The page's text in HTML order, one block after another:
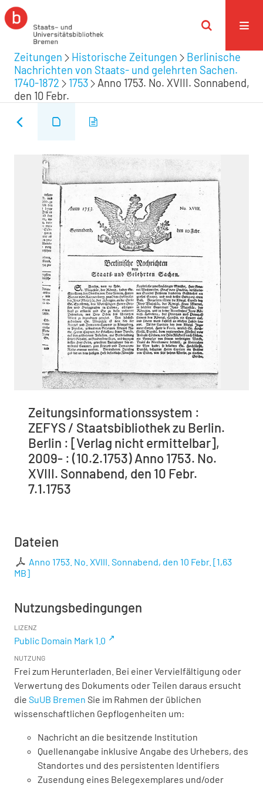
Zeitungen Historische Zeitungen
Berlinische
Nachrichten von Staats- und gelehrten Sachen.
1740-1872
1753
Anno 1753. No. XVIII. Sonnabend,
den 10 Febr.
Zeitungsinformationssystem :
ZEFYS / Staatsbibliothek zu Berlin.
Berlin : [Verlag nicht ermittelbar],
2009- : (10.2.1753) Anno 1753. No.
XVIII. Sonnabend, den 10 Febr.
7.1.1753
Dateien
Anno 1753. No. XVIII. Sonnabend, den 10 Febr. [1,63
MB]
Nutzungsbedingungen
LIZENZ
Public Domain Mark 1.0
NUTZUNG
Frei zum Herunterladen. Bei einer Vervielfältigung oder
Verwertung des Dokuments oder Teilen daraus ersucht
die SuUB Bremen Sie im Rahmen der üblichen
wissenschaftlichen Gepflogenheiten um:
Nachricht an die besitzende Institution
Quellenangabe inklusive Angabe des Urhebers, des
Standortes und des persistenten Identifiers
Zusendung eines Belegexemplares und/oder